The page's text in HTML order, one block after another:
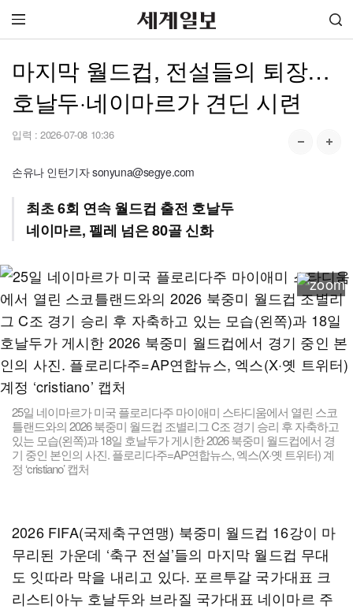
마지막 월드컵, 전설들의 퇴장…
호날두·네이마르가 견딘 시련
입력 : 2026-07-08 10:36
손유나 인턴기자 sonyuna@segye.com
최초 6회 연속 월드컵 출전 호날두
네이마르, 펠레 넘은 80골 신화
25일 네이마르가 미국 플로리다주 마이애미 스타디움에서 열린 스코
틀랜드와의 2026 북중미 월드컵 조별리그 C조 경기 승리 후 자축하고
있는 모습(왼쪽)과 18일 호날두가 게시한 2026 북중미 월드컵에서 경
기 중인 본인의 사진. 플로리다주=AP연합뉴스, 엑스(X·옛 트위터) 계
정 ‘cristiano’ 캡처
2026 FIFA(국제축구연맹) 북중미 월드컵 16강이 마
무리된 가운데 ‘축구 전설’들의 마지막 월드컵 무대
도 잇따라 막을 내리고 있다. 포르투갈 국가대표 크
리스티아누 호날두와 브라질 국가대표 네이마르 주